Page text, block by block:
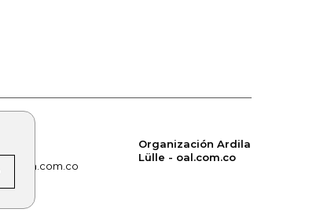
alerta.com.co
Organización Ardila
Lülle - oal.com.co